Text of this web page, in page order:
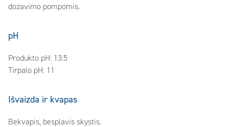
dozavimo pompomis.
pH
Produkto pH: 13.5
Tirpalo pH: 11
Išvaizda ir kvapas
Bekvapis, besplavis skystis.